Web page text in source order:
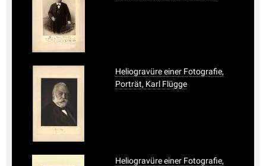
Heliogravüre einer Fotografie,
Porträt, Karl Flügge
Heliogravüre einer Fotografie,